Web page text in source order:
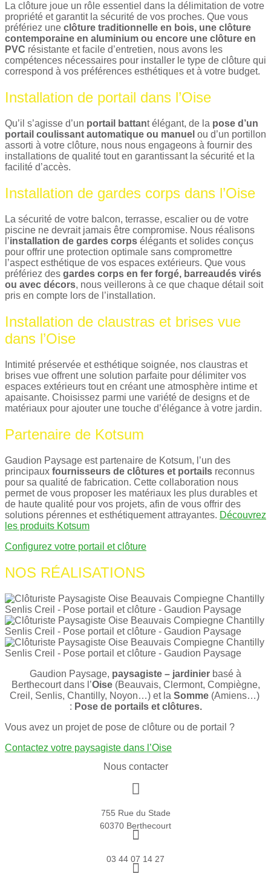
La clôture joue un rôle essentiel dans la délimitation de votre
propriété et garantit la sécurité de vos proches. Que vous
préfériez une clôture traditionnelle en bois, une clôture
contemporaine en aluminium ou encore une clôture en
PVC résistante et facile d’entretien, nous avons les
compétences nécessaires pour installer le type de clôture qui
correspond à vos préférences esthétiques et à votre budget.
Installation de portail dans l’Oise
Qu’il s’agisse d’un portail battant élégant, de la pose d’un
portail coulissant automatique ou manuel ou d’un portillon
assorti à votre clôture, nous nous engageons à fournir des
installations de qualité tout en garantissant la sécurité et la
facilité d’accès.
Installation de gardes corps dans l’Oise
La sécurité de votre balcon, terrasse, escalier ou de votre
piscine ne devrait jamais être compromise. Nous réalisons
l’installation de gardes corps élégants et solides conçus
pour offrir une protection optimale sans compromettre
l’aspect esthétique de vos espaces extérieurs. Que vous
préfériez des gardes corps en fer forgé, barreaudés virés
ou avec décors, nous veillerons à ce que chaque détail soit
pris en compte lors de l’installation.
Installation de claustras et brises vue
dans l’Oise
Intimité préservée et esthétique soignée, nos claustras et
brises vue offrent une solution parfaite pour délimiter vos
espaces extérieurs tout en créant une atmosphère intime et
apaisante. Choisissez parmi une variété de designs et de
matériaux pour ajouter une touche d’élégance à votre jardin.
Partenaire de Kotsum
Gaudion Paysage est partenaire de Kotsum, l’un des
principaux fournisseurs de clôtures et portails reconnus
pour sa qualité de fabrication. Cette collaboration nous
permet de vous proposer les matériaux les plus durables et
de haute qualité pour vos projets, afin de vous offrir des
solutions pérennes et esthétiquement attrayantes. Découvrez
les produits Kotsum
Configurez votre portail et clôture
NOS RÉALISATIONS
Gaudion Paysage, paysagiste – jardinier basé à
Berthecourt dans l’Oise(Beauvais, Clermont, Compiègne,
Creil, Senlis, Chantilly, Noyon…) et la Somme(Amiens…)
: Pose de portails et clôtures.
Vous avez un projet de pose de clôture ou de portail ?
Contactez votre paysagiste dans l’Oise
Nous contacter
755 Rue du Stade
60370 Berthecourt
03 44 07 14 27